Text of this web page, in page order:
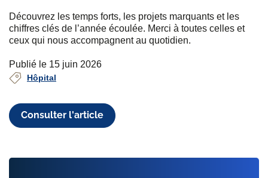
Découvrez les temps forts, les projets marquants et les
chiffres clés de l’année écoulée. Merci à toutes celles et
ceux qui nous accompagnent au quotidien.
Publié le 15 juin 2026
Hôpital
Consulter l'article